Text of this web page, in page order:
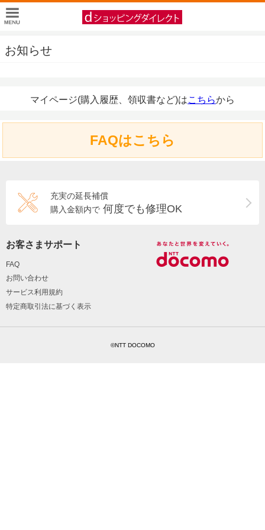
お知らせ
マイページ(購入履歴、領収書など)はこちらから
FAQはこちら
充実の延長補償
購入金額内で 何度でも修理OK
お客さまサポート
FAQ
お問い合わせ
サービス利用規約
特定商取引法に基づく表示
©NTT DOCOMO